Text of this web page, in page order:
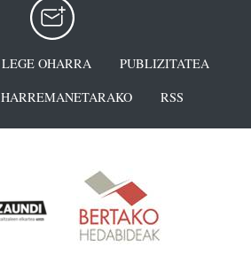
LEGE OHARRA
PUBLIZITATEA
HARREMANETARAKO RSS